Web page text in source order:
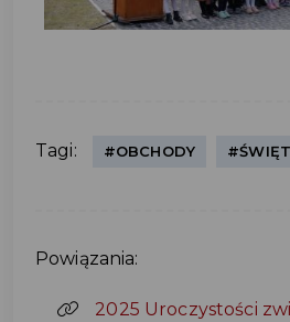
Tagi: #OBCHODY
Powiązania:
2025 Uroczystości